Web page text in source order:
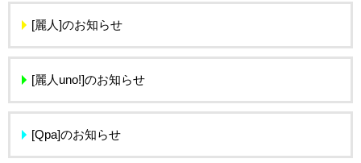
[麗人]のお知らせ
[麗人uno!]のお知らせ
[Qpa]のお知らせ